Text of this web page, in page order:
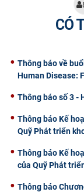
CÓ
Thông báo về
Human Disease:
Thông báo số 3 -
Thông báo Kế
Quỹ Phát triển
Thông báo Kế
của Quỹ Phát
Thông báo